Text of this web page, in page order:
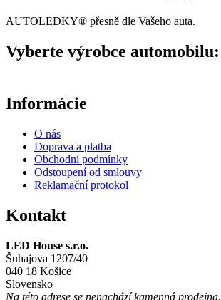
AUTOLEDKY® přesně dle Vašeho auta.
Vyberte výrobce automobilu:
Informácie
O nás
Doprava a platba
Obchodní podmínky
Odstoupení od smlouvy
Reklamační protokol
Kontakt
LED House s.r.o.
Šuhajova 1207/40
040 18 Košice
Slovensko
Na této adrese se nenacházíkamenná prodejna.